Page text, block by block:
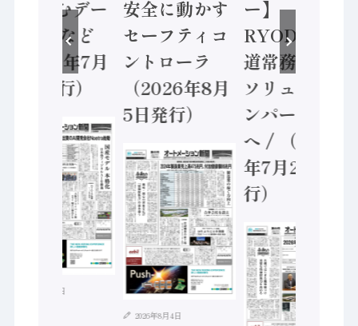
ーが挑むデー
タ活用 など
（2026年7月
22日発行）
2026年7月21日
安全に動かす
セーフティコ
ントローラ
（2026年8月
5日発行）
2026年8月4日
ー】
RYODEN 八
道常務 共創の
ソリューショ
ンパートナー
へ / （2026
年7月29日発
行）